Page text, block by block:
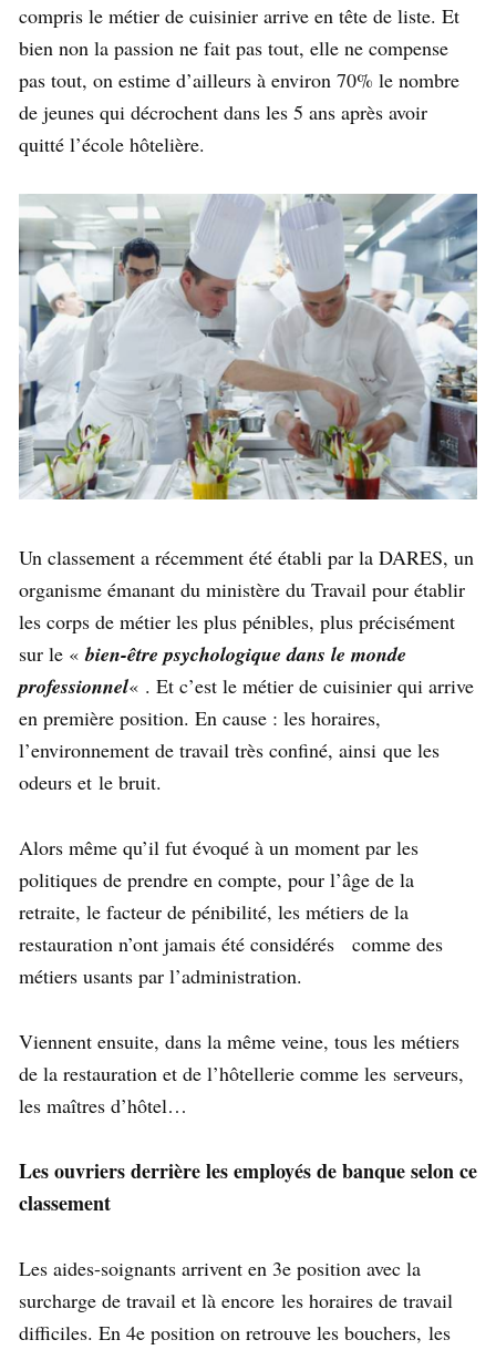
compris le métier de cuisinier arrive en tête de liste. Et
bien non la passion ne fait pas tout, elle ne compense
pas tout, on estime d’ailleurs à environ 70% le nombre
de jeunes qui décrochent dans les 5 ans après avoir
quitté l’école hôtelière.
Un classement a récemment été établi par la DARES, un
organisme émanant du ministère du Travail pour établir
les corps de métier les plus pénibles, plus précisément
sur le «bien-être psychologique dans le monde
professionnel« . Et c’est le métier de cuisinier qui arrive
en première position. En cause : les horaires,
l’environnement de travail très confiné, ainsi que les
odeurs et le bruit.
Alors même qu’il fut évoqué à un moment par les
politiques de prendre en compte, pour l’âge de la
retraite, le facteur de pénibilité, les métiers de la
restauration n’ont jamais été considérés comme des
métiers usants par l’administration.
Viennent ensuite, dans la même veine, tous les métiers
de la restauration et de l’hôtellerie comme les serveurs,
les maîtres d’hôtel…
Les ouvriers derrière les employés de banque selon ce
classement
Les aides-soignants arrivent en 3e position avec la
surcharge de travail et là encore les horaires de travail
difficiles. En 4e position on retrouve les bouchers, les